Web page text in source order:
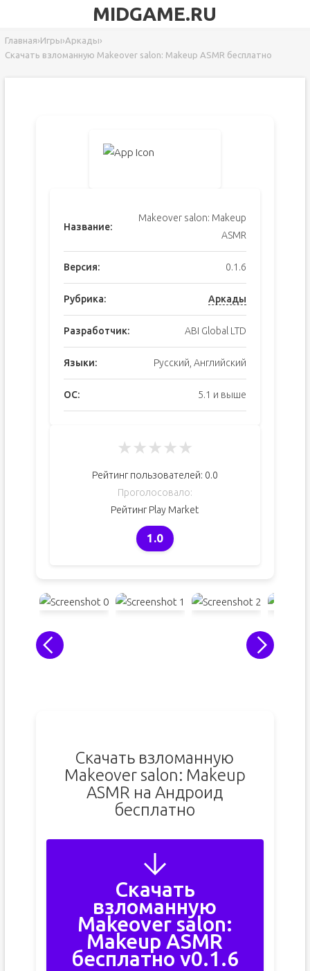
MIDGAME.RU
Главная›Игры›Аркады›
Скачать взломанную Makeover salon: Makeup ASMR бесплатно
Название:
Makeover salon: Makeup
ASMR
Версия: 0.1.6
Рубрика: Аркады
Разработчик: ABI Global LTD
Языки: Русский, Английский
ОС: 5.1 и выше
★★★★★
Рейтинг пользователей: 0.0
Проголосовало:
Рейтинг Play Market
1.0
Скачать взломанную
Makeover salon: Makeup
ASMR на Андроид
бесплатно
Скачать
взломанную
Makeover salon:
Makeup ASMR
бесплатно v0.1.6